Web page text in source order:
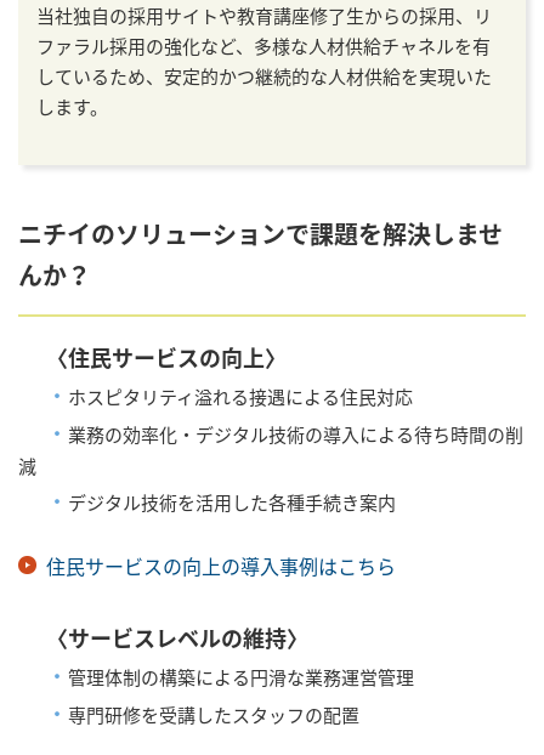
当社独自の採用サイトや教育講座修了生からの採用、リ
ファラル採用の強化など、多様な人材供給チャネルを有
しているため、安定的かつ継続的な人材供給を実現いた
します。
ニチイのソリューションで課題を解決しませ
んか？
〈住民サービスの向上〉
・ ホスピタリティ溢れる接遇による住民対応
・ 業務の効率化・デジタル技術の導入による待ち時間の削
減
・ デジタル技術を活用した各種手続き案内
住民サービスの向上の導入事例はこちら
〈サービスレベルの維持〉
・ 管理体制の構築による円滑な業務運営管理
・ 専門研修を受講したスタッフの配置